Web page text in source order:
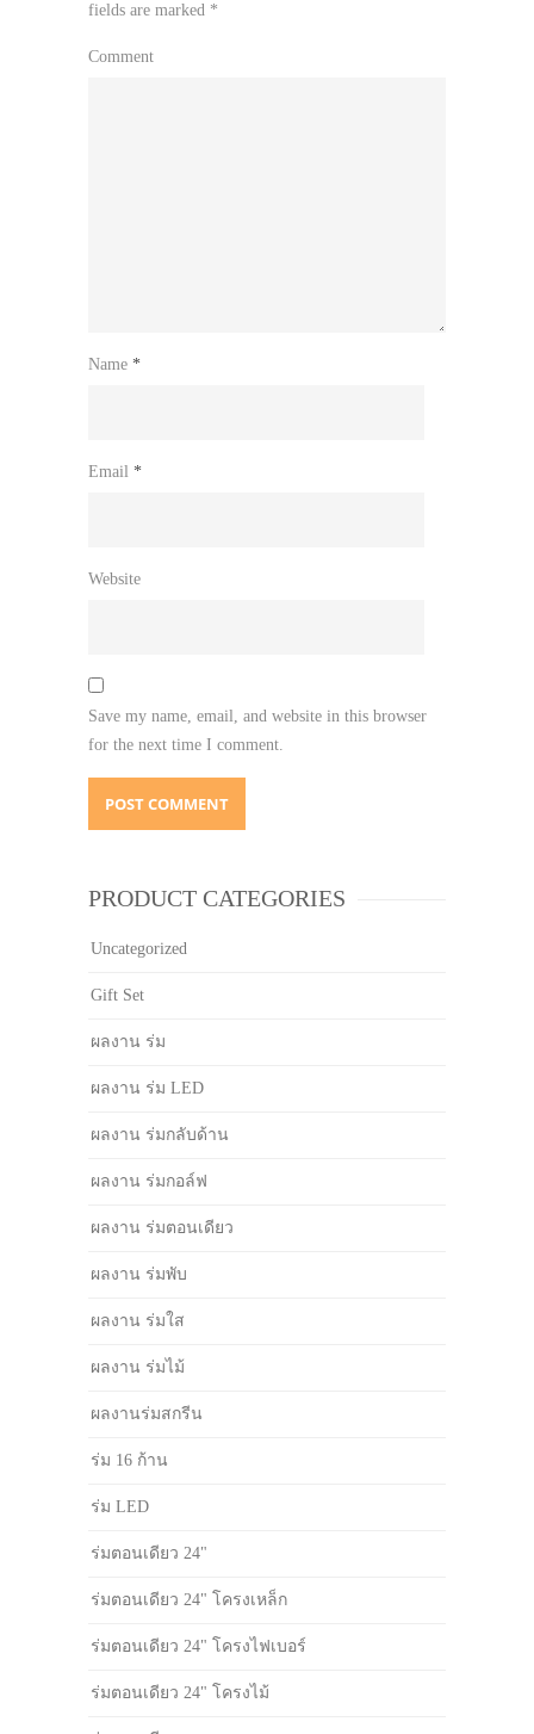
fields are marked *
Comment
Name *
Email *
Website
Save my name, email, and website in this browser
for the next time I comment.
PRODUCT CATEGORIES
Uncategorized
Gift Set
ผลงาน ร่ม
ผลงาน ร่ม LED
ผลงาน ร่มกลับด้าน
ผลงาน ร่มกอล์ฟ
ผลงาน ร่มตอนเดียว
ผลงาน ร่มพับ
ผลงาน ร่มใส
ผลงาน ร่มไม้
ผลงานร่มสกรีน
ร่ม 16 ก้าน
ร่ม LED
ร่มตอนเดียว 24"
ร่มตอนเดียว 24" โครงเหล็ก
ร่มตอนเดียว 24" โครงไฟเบอร์
ร่มตอนเดียว 24" โครงไม้